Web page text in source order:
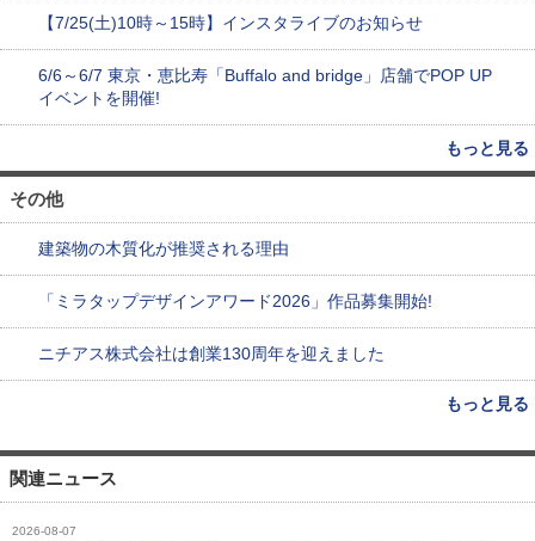
【7/25(土)10時～15時】インスタライブのお知らせ
6/6～6/7 東京・恵比寿「Buffalo and bridge」店舗でPOP UP
イベントを開催!
もっと見る
その他
建築物の木質化が推奨される理由
「ミラタップデザインアワード2026」作品募集開始!
ニチアス株式会社は創業130周年を迎えました
もっと見る
関連ニュース
2026-08-07